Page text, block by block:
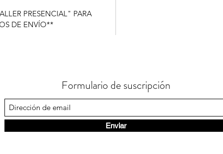
PRESENCIAL" PARA
DE ENVÍO**
Formulario de suscripción
Enviar